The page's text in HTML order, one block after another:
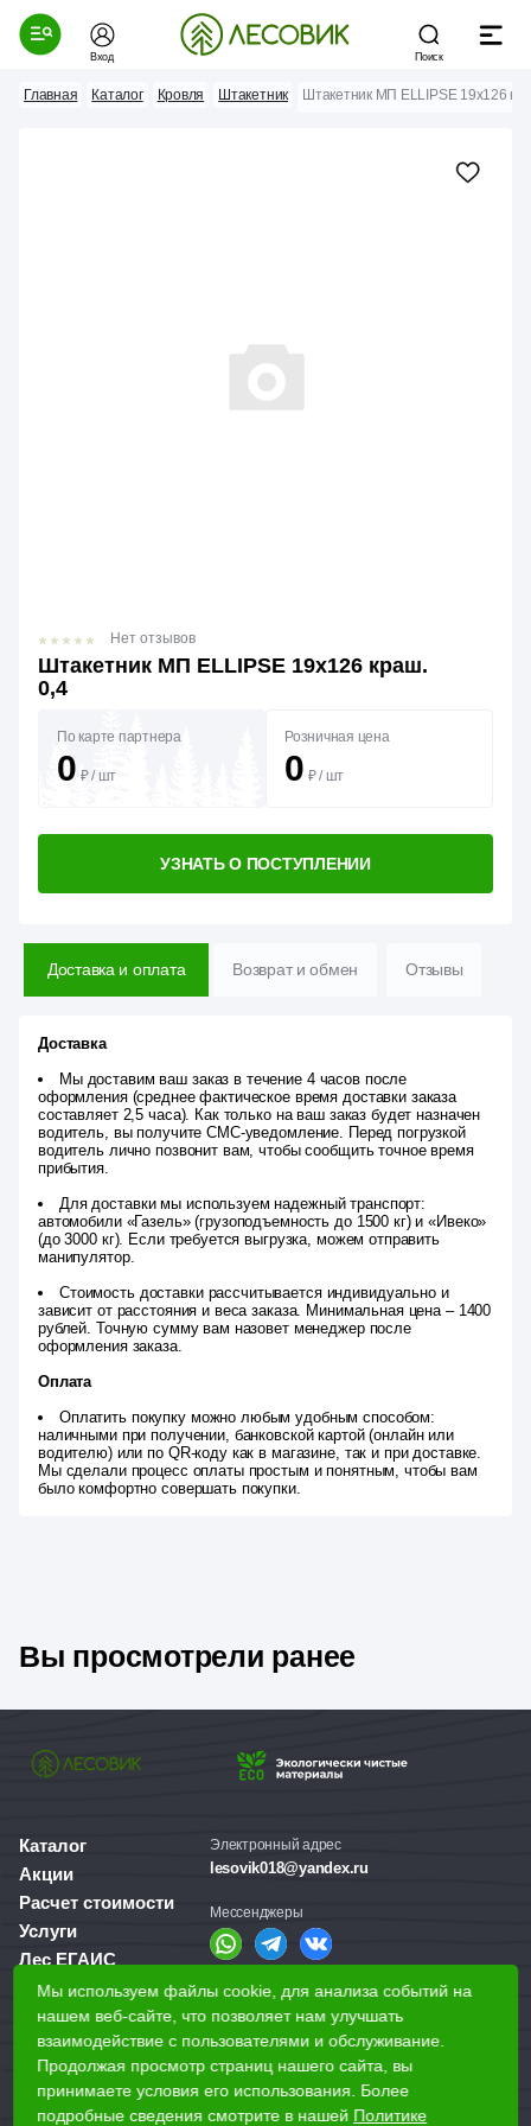
Вход Поиск
Главная Каталог Кровля Штакетник Штакетник МП ELLIPSE 19x126
Штакетник МП ELLIPSE 19x126 краш.
0,4
Нет отзывов
По карте партнера
0 ₽/ шт
Розничная цена
0 ₽/ шт
УЗНАТЬ О ПОСТУПЛЕНИИ
Доставка и оплата Возврат и обмен Отзывы
Доставка
Мы доставим ваш заказ в течение 4 часов после
оформления (среднее фактическое время доставки заказа
составляет 2,5 часа). Как только на ваш заказ будет назначен
водитель, вы получите СМС-уведомление. Перед погрузкой
водитель лично позвонит вам, чтобы сообщить точное время
прибытия.
Для доставки мы используем надежный транспорт:
автомобили «Газель» (грузоподъемность до 1500 кг) и «Ивеко»
(до 3000 кг). Если требуется выгрузка, можем отправить
манипулятор.
Стоимость доставки рассчитывается индивидуально и
зависит от расстояния и веса заказа. Минимальная цена – 1400
рублей. Точную сумму вам назовет менеджер после
оформления заказа.
Оплата
Оплатить покупку можно любым удобным способом:
наличными при получении, банковской картой (онлайн или
водителю) или по QR-коду как в магазине, так и при доставке.
Мы сделали процесс оплаты простым и понятным, чтобы вам
было комфортно совершать покупки.
Вы просмотрели ранее
Каталог
Акции
Расчет стоимости
Услуги
Лес ЕГАИС
О компании
Доставка и оплата
Для бизнеса
Наши магазины
Электронный адрес
lesovik018@yandex.ru
Мессенджеры
Справочная служба
+7 (3412) 77-60-50
Мы используем файлы cookie, для анализа событий на
нашем веб-сайте, что позволяет нам улучшать
взаимодействие с пользователями и обслуживание.
Продолжая просмотр страниц нашего сайта, вы
принимаете условия его использования. Более
подробные сведения смотрите в нашей Политике